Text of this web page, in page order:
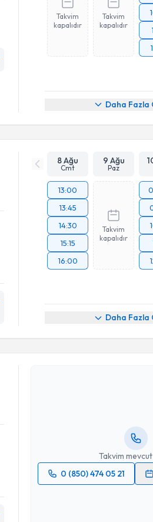
Takvim
kapalıdır
Takvim
kapalıdır
Daha Fazla
8 Ağu
Cmt
9 Ağu
Paz
13:00
13:45
14:30
15:15
16:00
Takvim
kapalıdır
Daha Fazla
Takvim
0 (850) 474 05 21